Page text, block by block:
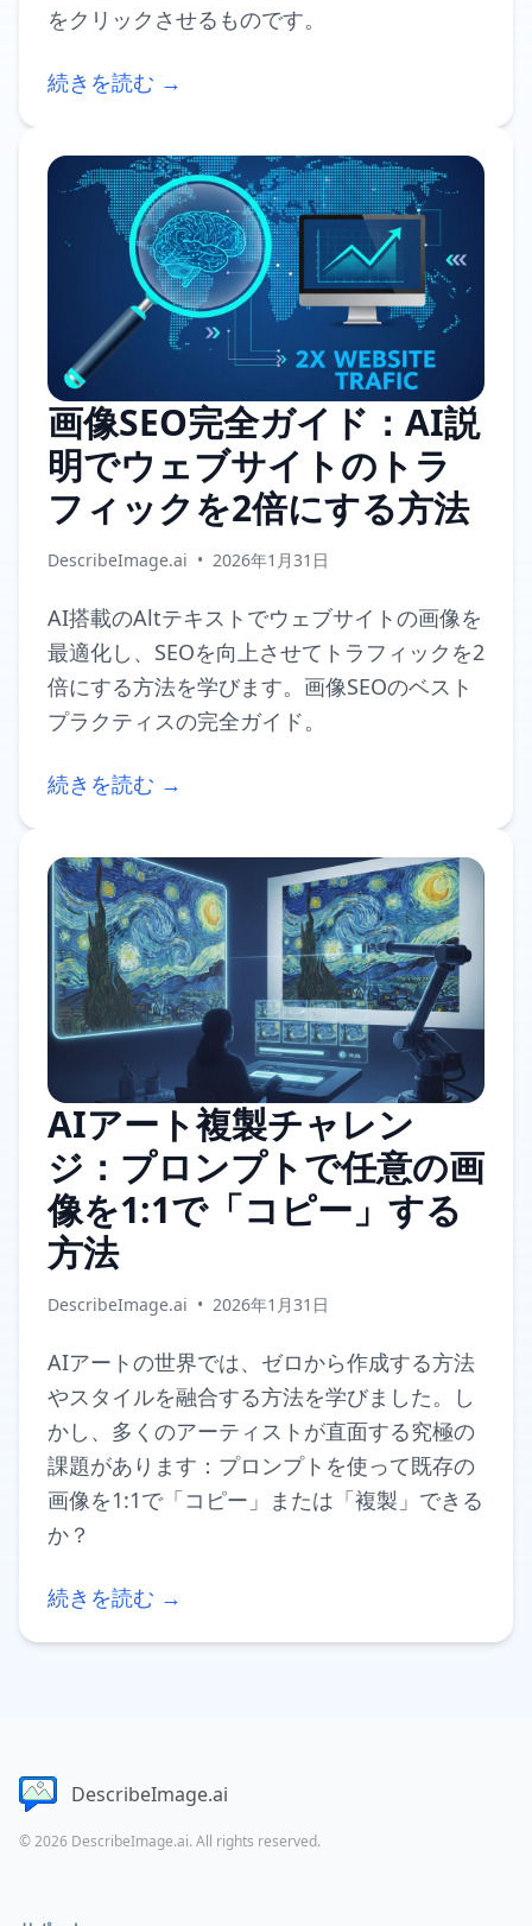
をクリックさせるものです。
続きを読む →
画像SEO完全ガイド：AI説
明でウェブサイトのトラ
フィックを2倍にする方法
DescribeImage.ai • 2026年1月31日
AI搭載のAltテキストでウェブサイトの画像を
最適化し、SEOを向上させてトラフィックを2
倍にする方法を学びます。画像SEOのベスト
プラクティスの完全ガイド。
続きを読む →
AIアート複製チャレン
ジ：プロンプトで任意の画
像を1:1で「コピー」する
方法
DescribeImage.ai • 2026年1月31日
AIアートの世界では、ゼロから作成する方法
やスタイルを融合する方法を学びました。し
かし、多くのアーティストが直面する究極の
課題があります：プロンプトを使って既存の
画像を1:1で「コピー」または「複製」できる
か？
続きを読む →
DescribeImage.ai
© 2026 DescribeImage.ai. All rights reserved.